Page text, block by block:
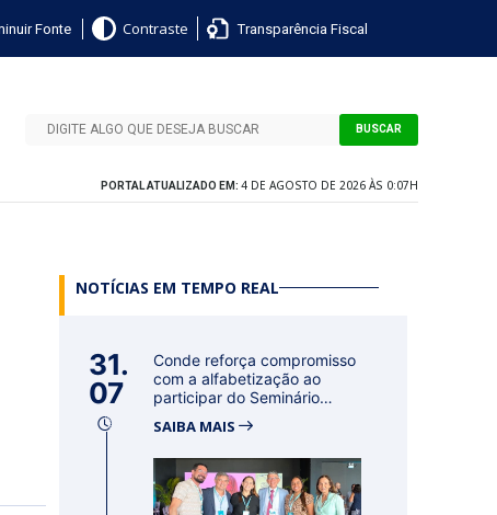
Fonte Contraste Transparência Fiscal
BUSCAR
PORTAL ATUALIZADO EM: 4 DE AGOSTO DE 2026 ÀS 0:07H
NOTÍCIAS EM TEMPO REAL
31.
07
Conde reforça compromisso
com a alfabetização ao
participar do Seminário
SAIBA MAIS